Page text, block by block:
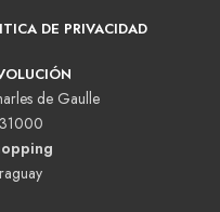
DE PRIVACIDAD
de Gaulle